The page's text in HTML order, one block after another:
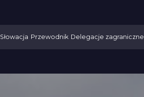
Słowacja Przewodnik Delegacje zagraniczne